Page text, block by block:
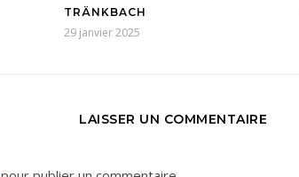
TRÄNKBACH
29 janvier 2025
LAISSER UN COMMENTAIRE